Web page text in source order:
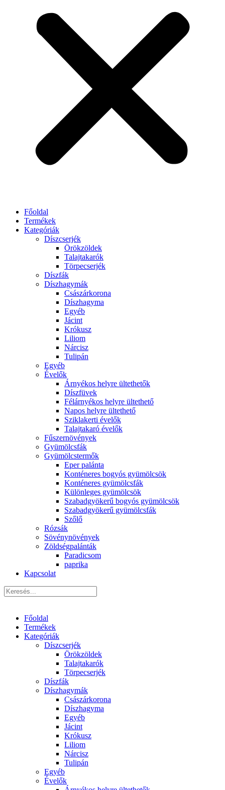
Főoldal
Termékek
Kategóriák
Díszcserjék
Örökzöldek
Talajtakarók
Törpecserjék
Díszfák
Díszhagymák
Császárkorona
Díszhagyma
Egyéb
Jácint
Krókusz
Liliom
Nárcisz
Tulipán
Egyéb
Évelők
Árnyékos helyre ültethetők
Díszfüvek
Félárnyékos helyre ültethető
Napos helyre ültethető
Sziklakerti évelők
Talajtakaró évelők
Fűszernövények
Gyümölcsfák
Gyümölcstermők
Eper palánta
Konténeres bogyós gyümölcsök
Konténeres gyümölcsfák
Különleges gyümölcsök
Szabadgyökerű bogyós gyümölcsök
Szabadgyökerű gyümölcsfák
Szőlő
Rózsák
Sövénynövények
Zöldségpalánták
Paradicsom
paprika
Kapcsolat
Főoldal
Termékek
Kategóriák
Díszcserjék
Örökzöldek
Talajtakarók
Törpecserjék
Díszfák
Díszhagymák
Császárkorona
Díszhagyma
Egyéb
Jácint
Krókusz
Liliom
Nárcisz
Tulipán
Egyéb
Évelők